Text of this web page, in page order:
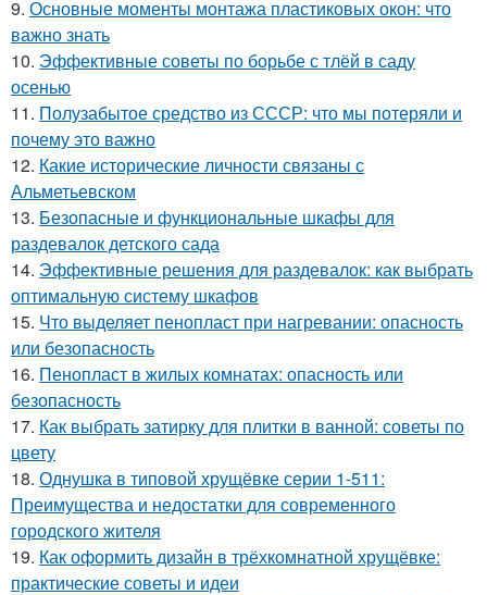
9. Основные моменты монтажа пластиковых окон: что
важно знать
10. Эффективные советы по борьбе с тлёй в саду
осенью
11. Полузабытое средство из СССР: что мы потеряли и
почему это важно
12. Какие исторические личности связаны с
Альметьевском
13. Безопасные и функциональные шкафы для
раздевалок детского сада
14. Эффективные решения для раздевалок: как выбрать
оптимальную систему шкафов
15. Что выделяет пенопласт при нагревании: опасность
или безопасность
16. Пенопласт в жилых комнатах: опасность или
безопасность
17. Как выбрать затирку для плитки в ванной: советы по
цвету
18. Однушка в типовой хрущёвке серии 1-511:
Преимущества и недостатки для современного
городского жителя
19. Как оформить дизайн в трёхкомнатной хрущёвке:
практические советы и идеи